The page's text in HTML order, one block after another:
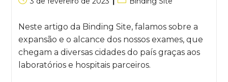
Neste artigo da Binding Site, falamos sobre a
expansão e o alcance dos nossos exames, que
chegam a diversas cidades do país graças aos
laboratórios e hospitais parceiros.